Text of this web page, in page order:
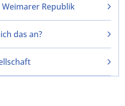
Republik
das an?